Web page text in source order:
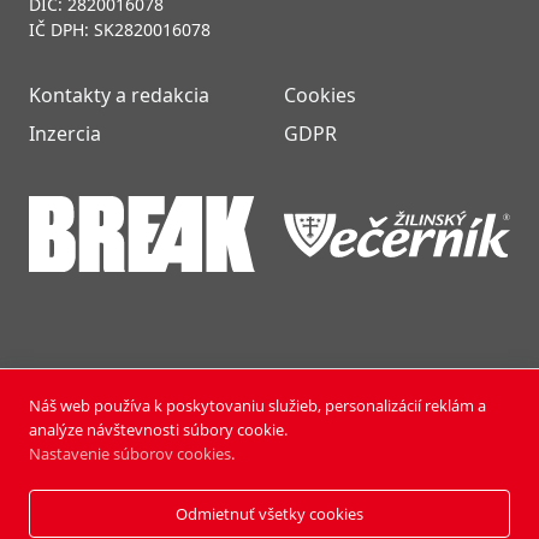
IČ DPH: SK2820016078
Kontakty a redakcia
Inzercia
Cookies
GDPR
NOVÝ ČAS NEDEĽA © 2024 | PUBLISHING HOUSE, a.s.,
Všetky práva vyhradené.
Vyrobili:Pixmark
Náš web používa k poskytovaniu služieb, personalizácií reklám a
analýze návštevnosti súbory cookie.
Nastavenie súborov cookies.
Odmietnuť všetky cookies